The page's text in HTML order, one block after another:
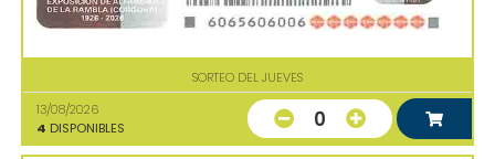
SORTEO DEL JUEVES
13/08/2026
4 DISPONIBLES 0